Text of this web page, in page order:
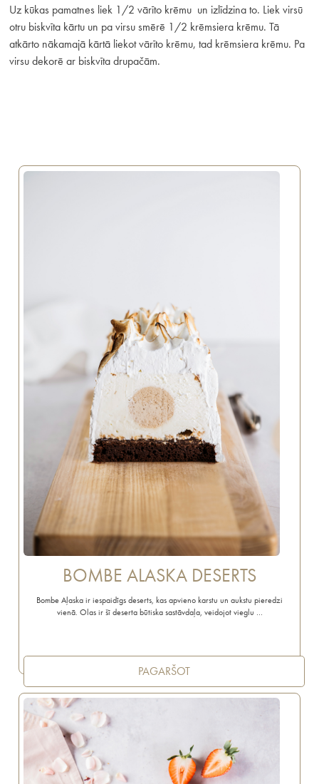
Uz kūkas pamatnes liek 1/2 vārīto krēmu un izlīdzina to. Liek virsū
otru biskvīta kārtu un pa virsu smērē 1/2 krēmsiera krēmu. Tā
atkārto nākamajā kārtā liekot vārīto krēmu, tad krēmsiera krēmu. Pa
virsu dekorē ar biskvīta drupačām.
BOMBE ALASKA DESERTS
Bombe Aļaska ir iespaidīgs deserts, kas apvieno karstu un aukstu pieredzi
vienā. Olas ir šī deserta būtiska sastāvdaļa, veidojot vieglu …
PAGARŠOT